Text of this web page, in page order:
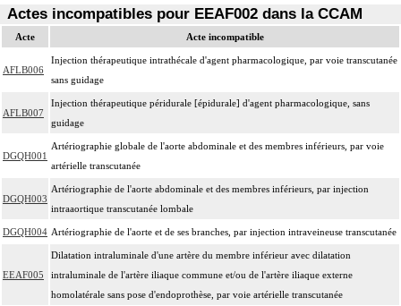
Actes incompatibles pour EEAF002 dans la CCAM
Acte Acte incompatible
AFLB006
Injection thérapeutique intrathécale d'agent pharmacologique, par voie transcutanée
sans guidage
AFLB007
Injection thérapeutique péridurale [épidurale] d'agent pharmacologique, sans
guidage
DGQH001
Artériographie globale de l'aorte abdominale et des membres inférieurs, par voie
artérielle transcutanée
DGQH003
Artériographie de l'aorte abdominale et des membres inférieurs, par injection
intraaortique transcutanée lombale
DGQH004 Artériographie de l'aorte et de ses branches, par injection intraveineuse transcutanée
EEAF005
Dilatation intraluminale d'une artère du membre inférieur avec dilatation
intraluminale de l'artère iliaque commune et/ou de l'artère iliaque externe
homolatérale sans pose d'endoprothèse, par voie artérielle transcutanée